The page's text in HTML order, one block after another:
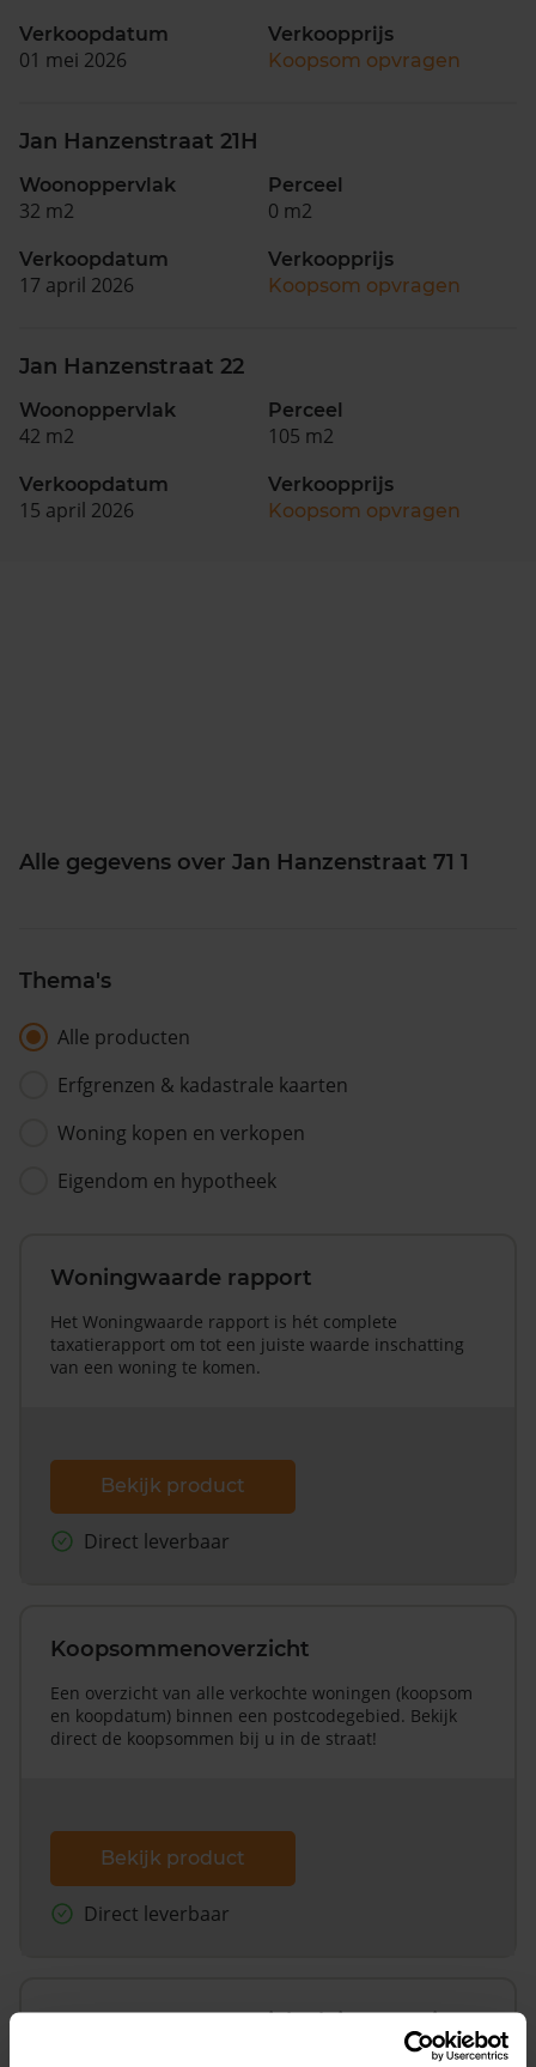
Verkoopdatum
01 mei 2026
Verkoopprijs
Koopsom opvragen
Jan Hanzenstraat 21H
Woonoppervlak
32 m2
Perceel
0 m2
Verkoopdatum
17 april 2026
Verkoopprijs
Koopsom opvragen
Jan Hanzenstraat 22
Woonoppervlak
42 m2
Perceel
105 m2
Verkoopdatum
15 april 2026
Verkoopprijs
Koopsom opvragen
Alle gegevens over Jan Hanzenstraat 71 1
Thema's
Alle producten
Erfgrenzen & kadastrale kaarten
Woning kopen en verkopen
Eigendom en hypotheek
Woningwaarde rapport
Het Woningwaarde rapport is hét complete
taxatierapport om tot een juiste waarde inschatting
van een woning te komen.
Bekijk product
Direct leverbaar
Koopsommenoverzicht
Een overzicht van alle verkochte woningen (koopsom
en koopdatum) binnen een postcodegebied. Bekijk
direct de koopsommen bij u in de straat!
Bekijk product
Direct leverbaar
Koopsommenoverzicht (1 jaar gratis